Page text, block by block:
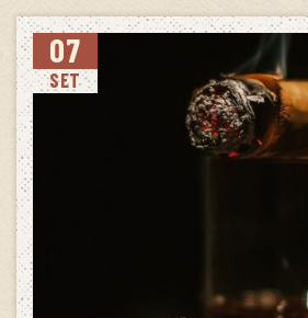
07
SET